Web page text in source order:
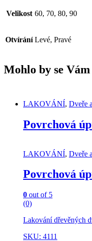
Velikost 60, 70, 80, 90
Otvírání Levé, Pravé
Mohlo by se
LAKOVÁNÍ, Dveře
Povrchová
LAKOVÁNÍ, Dveře
Povrchová
0 out of 5
(0)
Lakování dřevěných
SKU: 4111